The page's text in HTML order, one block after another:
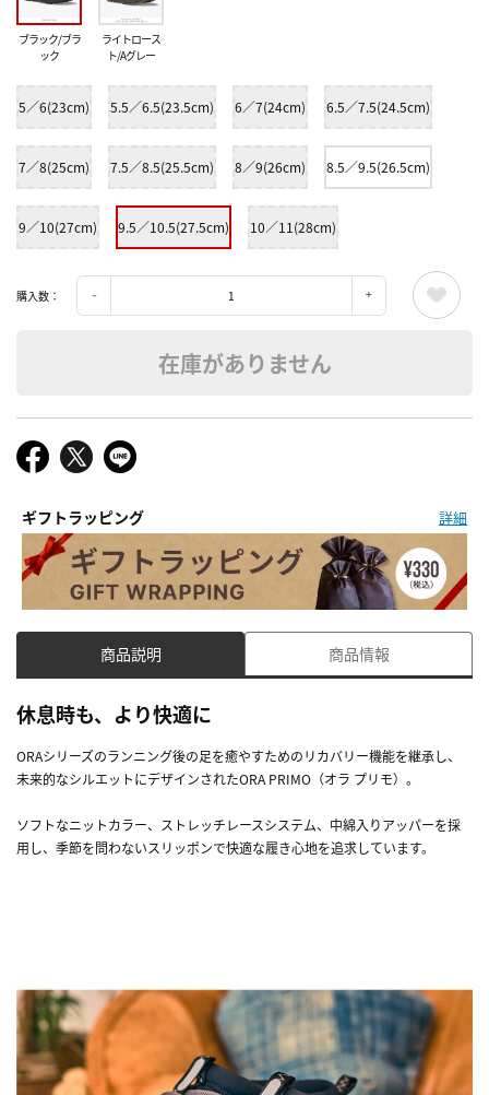
ブラック/ブラ
ック
ライトロース
ト/Aグレー
5／6(23cm) 5.5／6.5(23.5cm) 6／7(24cm) 6.5／7.5(24.5cm)
7／8(25cm) 7.5／8.5(25.5cm) 8／9(26cm) 8.5／9.5(26.5cm)
9／10(27cm) 9.5／10.5(27.5cm) 10／11(28cm)
購入数：
在庫がありません
ギフトラッピング 詳細
商品説明 商品情報
休息時も、より快適に
ORAシリーズのランニング後の足を癒やすためのリカバリー機能を継承し、
未来的なシルエットにデザインされたORA PRIMO（オラ プリモ）。
ソフトなニットカラー、ストレッチレースシステム、中綿入りアッパーを採
用し、季節を問わないスリッポンで快適な履き心地を追求しています。